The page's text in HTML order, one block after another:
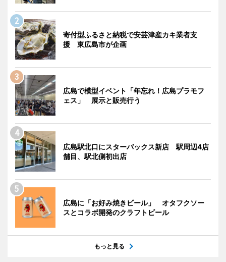
寄付型ふるさと納税で安芸津産カキ業者支
援 東広島市が企画
広島で模型イベント「年忘れ！広島プラモフ
ェス」 展示と販売行う
広島駅北口にスターバックス新店 駅周辺4店
舗目、駅北側初出店
広島に「お好み焼きビール」 オタフクソー
スとコラボ開発のクラフトビール
もっと見る